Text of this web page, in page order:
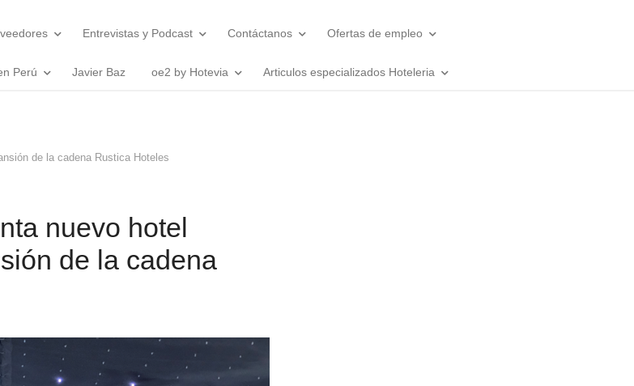
Entrevistas y Podcast Contáctanos Ofertas de empleo
Perú Javier Baz oe2 by Hotevia Articulos especializados Hoteleria
de la cadena Rustica Hoteles
nuevo hotel
de la cadena